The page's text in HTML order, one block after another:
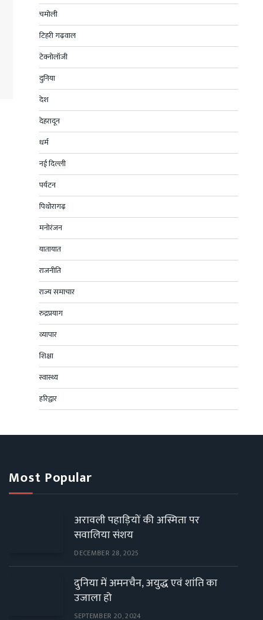
चमोली
टिहरी गढ़वाल
टेक्नोलॉजी
दुनिया
देश
देहरादून
धर्म
नई दिल्ली
पर्यटन
पिथोरागढ़
मनोरंजन
यातायात
राजनीति
राज्य समाचार
रुद्रप्रयाग
व्यापार
शिक्षा
स्वास्थ्य
हरिद्वार
Most Popular
अरावली पहाड़ियों की अस्मिता पर
सवालिया संशय
DECEMBER 28, 2025
दुनिया में अमनचैन, अयुद्ध एवं शांति का
उजाला हो
SEPTEMBER 20, 2024